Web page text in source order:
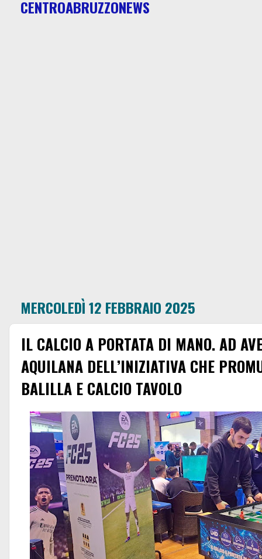
CENTROABRUZZONEWS
MERCOLEDÌ 12 FEBBRAIO 2025
IL CALCIO A PORTATA DI MANO. AD
AQUILANA DELL’INIZIATIVA CHE
BALILLA E CALCIO TAVOLO